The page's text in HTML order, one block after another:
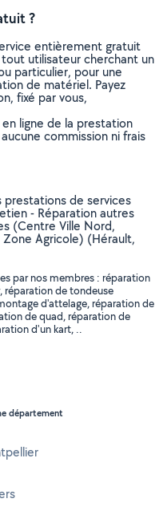
?
entièrement gratuit
utilisateur cherchant un
particulier, pour une
de matériel. Payez
fixé par vous,
ligne de la prestation
commission ni frais
prestations de services
- Réparation autres
(Centre Ville Nord,
Agricole) (Hérault,
par nos membres : réparation
réparation de tondeuse
d'attelage, réparation de
de quad, réparation de
d'un kart, ..
département